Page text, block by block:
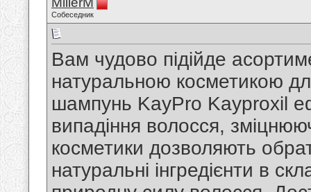
Собеседник
Вам чудово підійде
натуральною косметикою
шампунь KayPro Kayproxil
випадіння волосся,
косметики дозволяють
натуральні інгредієнти в